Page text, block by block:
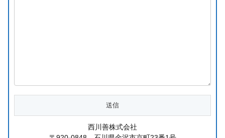
西川善株式会社